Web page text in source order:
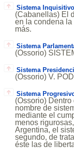
Sistema Inquisitivo
(Cabanellas) El
en la condena
más.
Sistema
(Ossorio)
Sistema
(Ossorio) V.
Sistema
(Ossorio)
nombre de
mediante el
menos
Argentina, el
segundo, de
éste las de